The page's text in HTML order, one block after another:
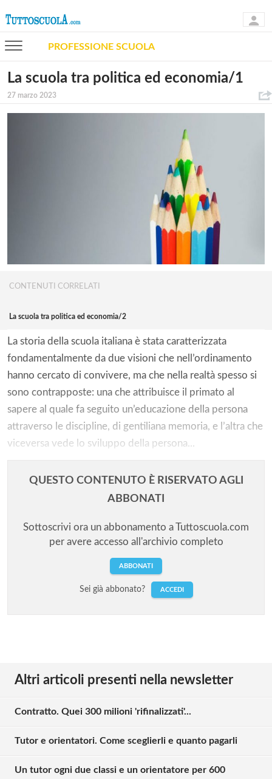
PROFESSIONE SCUOLA
La scuola tra politica ed economia/1
27 marzo 2023
CONTENUTI CORRELATI
La scuola tra politica ed economia/2
La storia della scuola italiana è stata caratterizzata
fondamentalmente da due visioni che nell’ordinamento
hanno cercato di convivere, ma che nella realtà spesso si
sono contrapposte: una che attribuisce il primato al
sapere al quale fa seguito un’educazione della persona
attraverso le discipline, di gentiliana memoria, e l’altra che
viceversa vede lo sviluppo della persona...
QUESTO CONTENUTO È RISERVATO AGLI
ABBONATI
Sottoscrivi ora un abbonamento a Tuttoscuola.com
per avere accesso all'archivio completo
ABBONATI
Sei già abbonato? ACCEDI
Altri articoli presenti nella newsletter
Contratto. Quei 300 milioni 'rifinalizzati'...
Tutor e orientatori. Come sceglierli e quanto pagarli
Un tutor ogni due classi e un orientatore per 600